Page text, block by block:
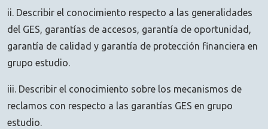
ii. Describir el conocimiento respecto a las generalidades
del GES, garantías de accesos, garantía de oportunidad,
garantía de calidad y garantía de protección financiera en
grupo estudio.
iii. Describir el conocimiento sobre los mecanismos de
reclamos con respecto a las garantías GES en grupo
estudio.